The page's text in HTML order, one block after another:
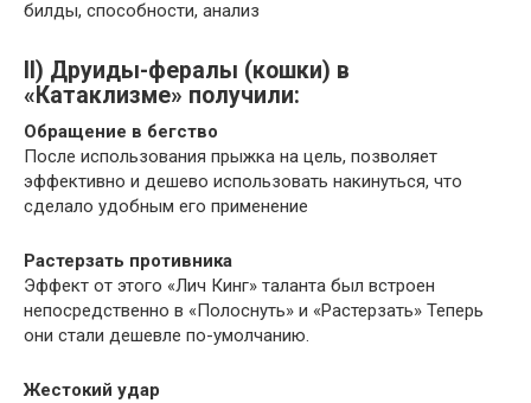
II) Друиды-фералы (кошки) в
«Катаклизме» получили:
Обращение в бегство
После использования прыжка на цель, позволяет
эффективно и дешево использовать накинуться, что
сделало удобным его применение
Растерзать противника
Эффект от этого «Лич Кинг» таланта был встроен
непосредственно в «Полоснуть» и «Растерзать» Теперь
они стали дешевле по-умолчанию.
Жестокий удар